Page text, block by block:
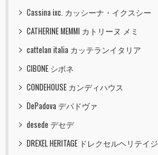
Cassina ixc. カッシーナ・イクスシー
CATHERINE MEMMI カトリーヌ メミ
cattelan italia カッテランイタリア
CIBONE シボネ
CONDEHOUSE カンディハウス
DePadova デパドヴァ
desede デセデ
DREXEL HERITAGE ドレクセルヘリテイジ